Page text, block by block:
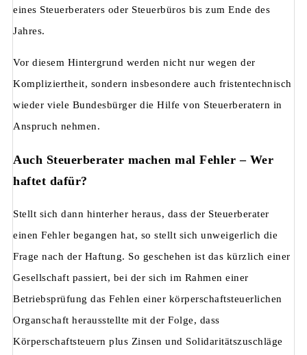
eines Steuerberaters oder Steuerbüros bis zum Ende des
Jahres.
Vor diesem Hintergrund werden nicht nur wegen der
Kompliziertheit, sondern insbesondere auch fristentechnisch
wieder viele Bundesbürger die Hilfe von Steuerberatern in
Anspruch nehmen.
Auch Steuerberater machen mal Fehler – Wer
haftet dafür?
Stellt sich dann hinterher heraus, dass der Steuerberater
einen Fehler begangen hat, so stellt sich unweigerlich die
Frage nach der Haftung. So geschehen ist das kürzlich einer
Gesellschaft passiert, bei der sich im Rahmen einer
Betriebsprüfung das Fehlen einer körperschaftsteuerlichen
Organschaft herausstellte mit der Folge, dass
Körperschaftsteuern plus Zinsen und Solidaritätszuschläge